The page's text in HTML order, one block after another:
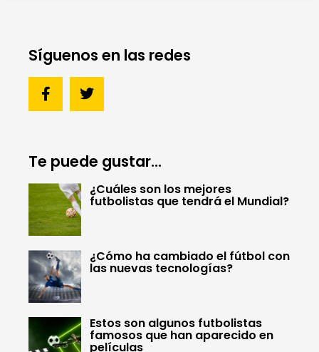
Síguenos en las redes
Te puede gustar...
¿Cuáles son los mejores
futbolistas que tendrá el Mundial?
¿Cómo ha cambiado el fútbol con
las nuevas tecnologías?
Estos son algunos futbolistas
famosos que han aparecido en
películas